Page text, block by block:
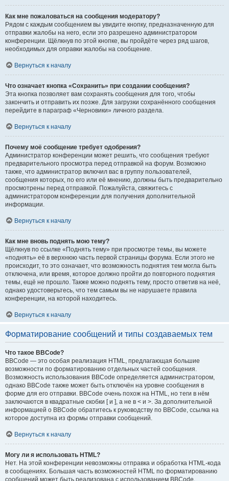
Как мне пожаловаться на сообщения модератору?
Рядом с каждым сообщением вы увидите кнопку, предназначенную для
отправки жалобы на него, если это разрешено администратором
конференции. Щёлкнув по этой кнопке, вы пройдёте через ряд шагов,
необходимых для оправки жалобы на сообщение.
Вернуться к началу
Что означает кнопка «Сохранить» при создании сообщения?
Эта кнопка позволяет вам сохранять сообщения для того, чтобы
закончить и отправить их позже. Для загрузки сохранённого сообщения
перейдите в параграф «Черновики» личного раздела.
Вернуться к началу
Почему моё сообщение требует одобрения?
Администратор конференции может решить, что сообщения требуют
предварительного просмотра перед отправкой на форум. Возможно
также, что администратор включил вас в группу пользователей,
сообщения которых, по его или её мнению, должны быть предварительно
просмотрены перед отправкой. Пожалуйста, свяжитесь с
администратором конференции для получения дополнительной
информации.
Вернуться к началу
Как мне вновь поднять мою тему?
Щёлкнув по ссылке «Поднять тему» при просмотре темы, вы можете
«поднять» её в верхнюю часть первой страницы форума. Если этого не
происходит, то это означает, что возможность поднятия тем могла быть
отключена, или время, которое должно пройти до повторного поднятия
темы, ещё не прошло. Также можно поднять тему, просто ответив на неё,
однако удостоверьтесь, что тем самым вы не нарушаете правила
конференции, на которой находитесь.
Вернуться к началу
Форматирование сообщений и типы создаваемых тем
Что такое BBCode?
BBCode — это особая реализация HTML, предлагающая большие
возможности по форматированию отдельных частей сообщения.
Возможность использования BBCode определяется администратором,
однако BBCode также может быть отключён на уровне сообщения в
форме для его отправки. BBCode очень похож на HTML, но теги в нём
заключаются в квадратные скобки [ и ], а не в < и >. За дополнительной
информацией о BBCode обратитесь к руководству по BBCode, ссылка на
которое доступна из формы отправки сообщений.
Вернуться к началу
Могу ли я использовать HTML?
Нет. На этой конференции невозможны отправка и обработка HTML-кода
в сообщениях. Большая часть возможностей HTML по форматированию
сообщений может быть реализована с использованием BBCode.